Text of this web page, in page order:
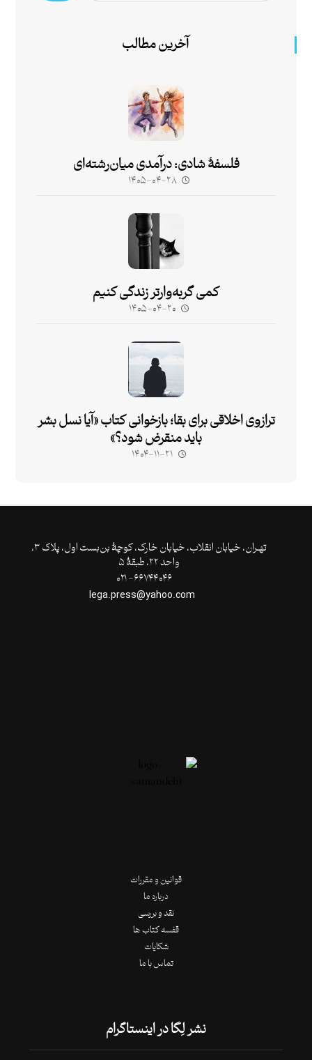
آخرین مطالب
فلسفۀ شادی: درآمدی میان‌رشته‌ای
۱۴۰۵-۰۴-۲۸
کمی گربه‌وارتر زندگی کنیم
۱۴۰۵-۰۴-۲۰
ترازوی اخلاقی برای بقا؛ بازخوانی کتاب «آیا نسل بشر
باید منقرض شود؟»
۱۴۰۴-۱۱-۲۱
تهـران،‌ خیابان انقلاب، خیابان خارک، کوچۀ بن‌بست اول، پلاک ۳،
واحد ۲۲، طبقۀ ۵
قوانین و مقررات
درباره ما
نقد و بررسی
قفسه کتاب ها
شکایات
تماس با ما
نشر لِگا در اینستاگرام